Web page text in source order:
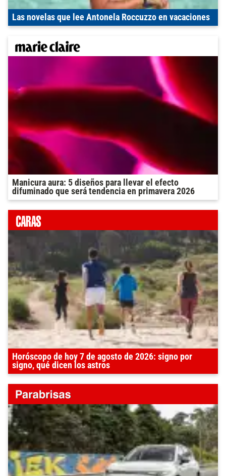
Las novelas que lee Antonela Roccuzzo en vacaciones
Manicura aura: 5 diseños para llevar el efecto
difuminado que será tendencia en primavera 2026
Horóscopo de hoy 7 de agosto de 2026: signo por
signo, qué dicen los astros